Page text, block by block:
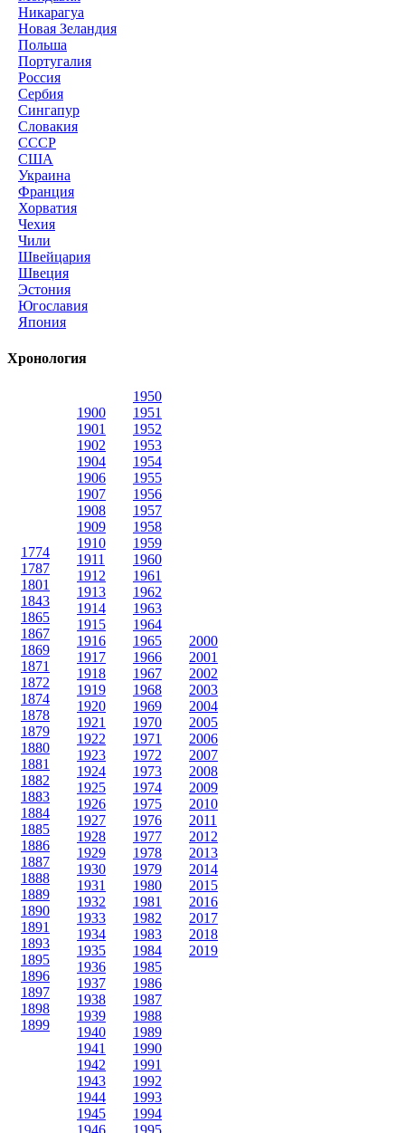
Никарагуа
Новая Зеландия
Польша
Португалия
Россия
Сербия
Сингапур
Словакия
СССР
США
Украина
Франция
Хорватия
Чехия
Чили
Швейцария
Швеция
Эстония
Югославия
Япония
Хронология
1774
1787
1801
1843
1865
1867
1869
1871
1872
1874
1878
1879
1880
1881
1882
1883
1884
1885
1886
1887
1888
1889
1890
1891
1893
1895
1896
1897
1898
1899
1900
1901
1902
1904
1906
1907
1908
1909
1910
1911
1912
1913
1914
1915
1916
1917
1918
1919
1920
1921
1922
1923
1924
1925
1926
1927
1928
1929
1930
1931
1932
1933
1934
1935
1936
1937
1938
1939
1940
1941
1942
1943
1944
1945
1946
1950
1951
1952
1953
1954
1955
1956
1957
1958
1959
1960
1961
1962
1963
1964
1965
1966
1967
1968
1969
1970
1971
1972
1973
1974
1975
1976
1977
1978
1979
1980
1981
1982
1983
1984
1985
1986
1987
1988
1989
1990
1991
1992
1993
1994
1995
2000
2001
2002
2003
2004
2005
2006
2007
2008
2009
2010
2011
2012
2013
2014
2015
2016
2017
2018
2019